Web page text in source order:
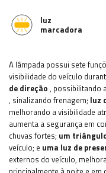
luz
marcadora
A lâmpada possui sete
visibilidade do veículo
de direção , possibilitando
, sinalizando frenagem; luz
melhorando a visibilidade
aumenta a segurança em
chuvas fortes; um
veículo; e uma luz de
externos do veículo,